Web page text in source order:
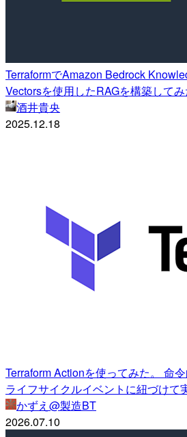
TerraformでAmazon Bedrock
Vectorsを使用したRAGを構築してみ
酒井貴央
2025.12.18
Terraform Actionを使ってみた。 命
ライフサイクルイベントに紐づけて
かずえ@製造BT
2026.07.10